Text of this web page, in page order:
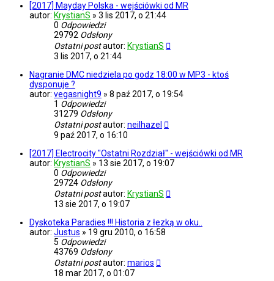
[2017] Mayday Polska - wejściówki od MR
autor: KrystianS » 3 lis 2017, o 21:44
0 Odpowiedzi
29792 Odsłony
Ostatni postautor: KrystianS
3 lis 2017, o 21:44
Nagranie DMC niedziela po godz 18:00 w MP3 - ktoś
dysponuje ?
autor: vegasnight9 » 8 paź 2017, o 19:54
1 Odpowiedzi
31279 Odsłony
Ostatni postautor: neilhazel
9 paź 2017, o 16:10
[2017] Electrocity "Ostatni Rozdział" - wejściówki od MR
autor: KrystianS » 13 sie 2017, o 19:07
0 Odpowiedzi
29724 Odsłony
Ostatni postautor: KrystianS
13 sie 2017, o 19:07
Dyskoteka Paradies !!! Historia z łezką w oku..
autor: Justus » 19 gru 2010, o 16:58
5 Odpowiedzi
43769 Odsłony
Ostatni postautor: marios
18 mar 2017, o 01:07